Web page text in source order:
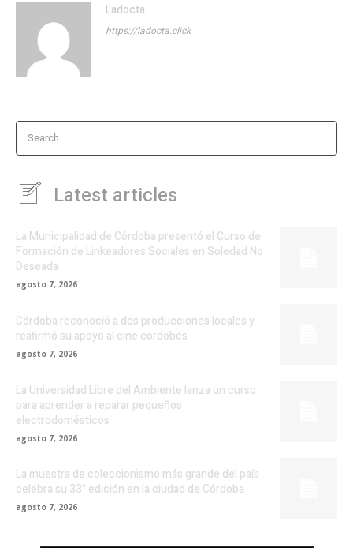
Ladocta
https://ladocta.click
Search
Latest articles
La Municipalidad de Córdoba presentó el Curso de
Formación de Linkeadores Sociales en Soledad No
Deseada
agosto 7, 2026
Córdoba reconoció a dos producciones locales y
reafirmó su apoyo al cine cordobés
agosto 7, 2026
La Universidad Libre del Ambiente lanza un curso
para aprender a reparar pequeños
electrodomésticos
agosto 7, 2026
La muestra de coleccionismo más grande del país
celebra su 33° edición en la ciudad de Córdoba
agosto 7, 2026